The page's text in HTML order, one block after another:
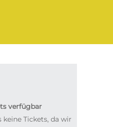
verfügbar
Tickets, da wir